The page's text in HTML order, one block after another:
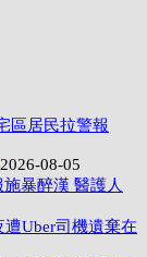
區居民拉警報
2026-08-05
暴醉漢 醫護人
Uber司機遺棄在